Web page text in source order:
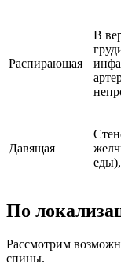
Распирающая
В
Давящая
По
Рассмотрим
спины.